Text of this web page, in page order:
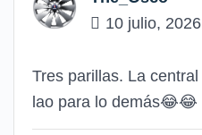
10 julio,
Tres parillas. La
lao para lo demás😂😂